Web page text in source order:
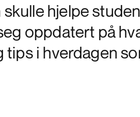
hjelpe
oppdatert på
tips i hverdagen